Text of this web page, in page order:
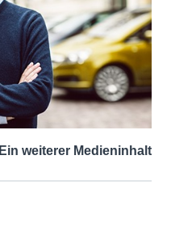
Ein weiterer Medieninhalt